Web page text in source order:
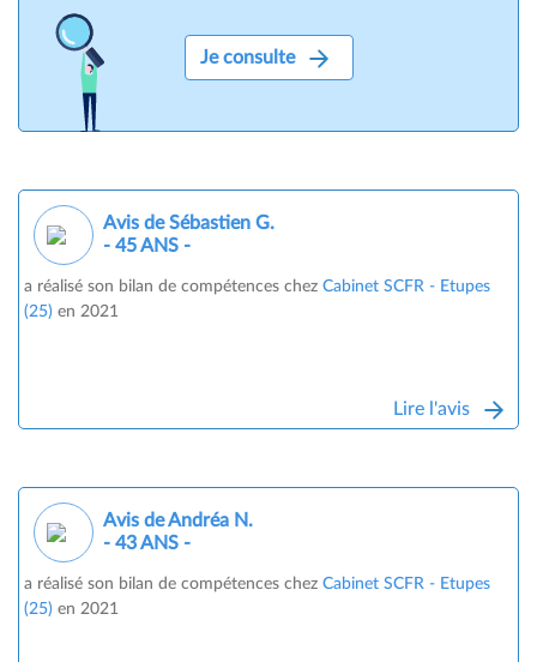
Je consulte
Avis de Sébastien G.
- 45 ANS -
a réalisé son bilan de compétences chez Cabinet SCFR - Etupes
(25) en 2021
Lire l'avis
Avis de Andréa N.
- 43 ANS -
a réalisé son bilan de compétences chez Cabinet SCFR - Etupes
(25) en 2021